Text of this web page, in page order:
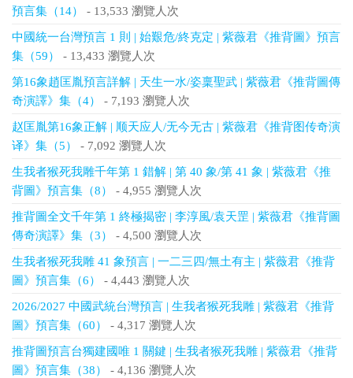
預言集（14）
- 13,533 瀏覽人次
中國統一台灣預言 1 則 | 始艱危/終克定 | 紫薇君《推背圖》預言
集（59）
- 13,433 瀏覽人次
第16象趙匡胤預言詳解 | 天生一水/姿稟聖武 | 紫薇君《推背圖傳
奇演譯》集（4）
- 7,193 瀏覽人次
赵匡胤第16象正解 | 顺天应人/无今无古 | 紫薇君《推背图传奇演
译》集（5）
- 7,092 瀏覽人次
生我者猴死我雕千年第 1 錯解 | 第 40 象/第 41 象 | 紫薇君《推
背圖》預言集（8）
- 4,955 瀏覽人次
推背圖全文千年第 1 終極揭密 | 李淳風/袁天罡 | 紫薇君《推背圖
傳奇演譯》集（3）
- 4,500 瀏覽人次
生我者猴死我雕 41 象預言 | 一二三四/無土有主 | 紫薇君《推背
圖》預言集（6）
- 4,443 瀏覽人次
2026/2027 中國武統台灣預言 | 生我者猴死我雕 | 紫薇君《推背
圖》預言集（60）
- 4,317 瀏覽人次
推背圖預言台獨建國唯 1 關鍵 | 生我者猴死我雕 | 紫薇君《推背
圖》預言集（38）
- 4,136 瀏覽人次